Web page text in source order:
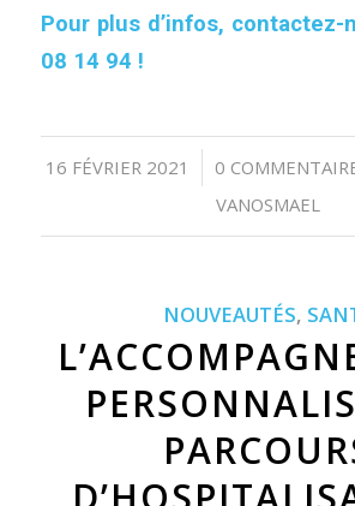
Pour plus d’infos, contactez-
08 14 94 !
16 FÉVRIER 2021
/ 0 /
VANOSMAEL
NOUVEAUTÉS,